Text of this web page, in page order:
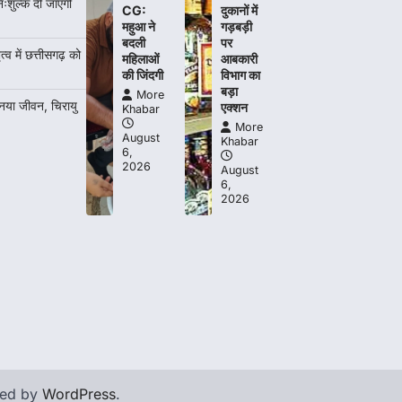
4
More Khabar August 7, 2026
रायपुर। राष्ट्रीय बाल स्वास्थ्य कार्यक्रम (चिरायु)
के तहत जशपुर जिले की 5 माह की मासूम…
में छत्तीसगढ़ को
जीवन, चिरायु
CG:
महुआ ने
बदली
महिलाओं
की जिंदगी
More
Khabar
August
6,
2026
दुकानों में
गड़बड़ी
पर
आबकारी
विभाग का
बड़ा
एक्शन
More
Khabar
August
6,
2026
by WordPress.